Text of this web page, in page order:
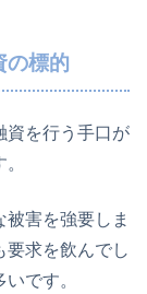
の標的
資を行う手口が
害を強要しま
要求を飲んでし
です。